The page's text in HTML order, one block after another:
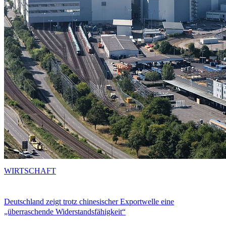
Deutschland zeigt trotz chinesischer Exportwelle eine
„überraschende Widerstandsfähigkeit“
WIRTSCHAFT